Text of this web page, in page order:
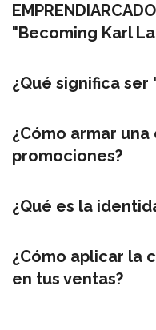
"Becoming Karl
¿Qué significa
¿Cómo armar
promociones?
¿Qué es la
¿Cómo aplicar la
en tus ventas?